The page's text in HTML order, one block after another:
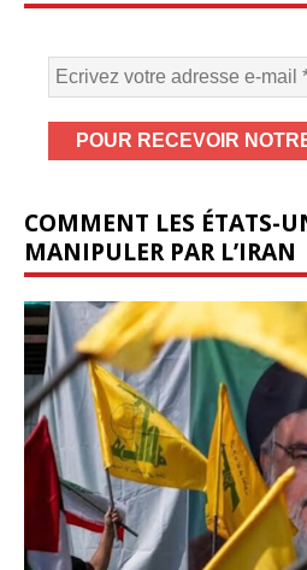
COMMENT LES ÉTATS-
MANIPULER PAR L’IRAN